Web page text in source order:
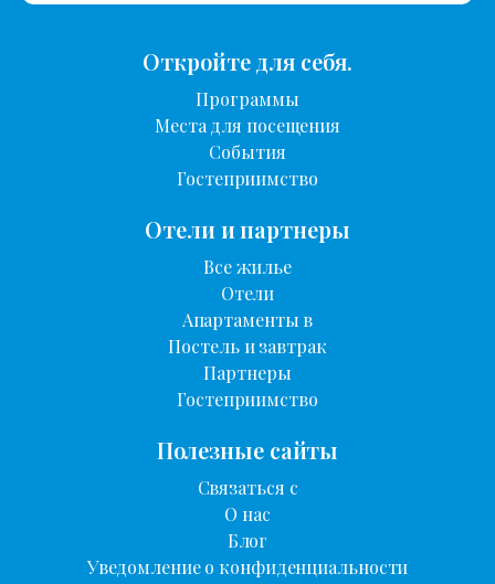
Откройте для себя.
Программы
Места для посещения
События
Гостеприимство
Отели и партнеры
Все жилье
Отели
Апартаменты в
Постель и завтрак
Партнеры
Гостеприимство
Полезные сайты
Связаться с
О нас
Блог
Уведомление о конфиденциальности